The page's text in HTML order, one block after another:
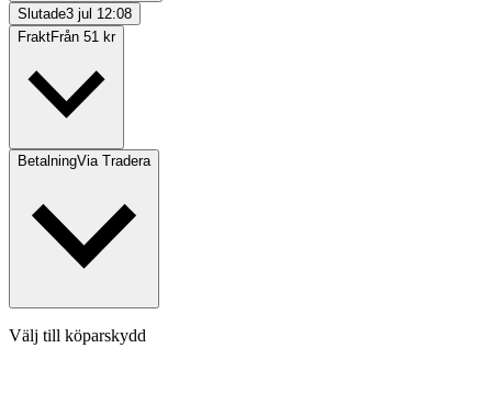
Slutade3 jul 12:08
FraktFrån 51 kr
BetalningVia Tradera
Välj till köparskydd